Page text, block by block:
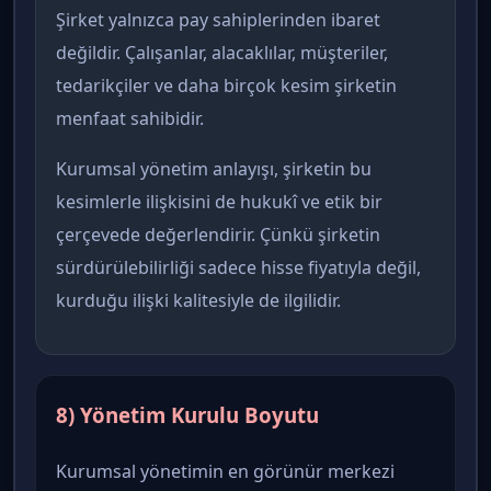
Şirket yalnızca pay sahiplerinden ibaret
değildir. Çalışanlar, alacaklılar, müşteriler,
tedarikçiler ve daha birçok kesim şirketin
menfaat sahibidir.
Kurumsal yönetim anlayışı, şirketin bu
kesimlerle ilişkisini de hukukî ve etik bir
çerçevede değerlendirir. Çünkü şirketin
sürdürülebilirliği sadece hisse fiyatıyla değil,
kurduğu ilişki kalitesiyle de ilgilidir.
8) Yönetim Kurulu Boyutu
Kurumsal yönetimin en görünür merkezi